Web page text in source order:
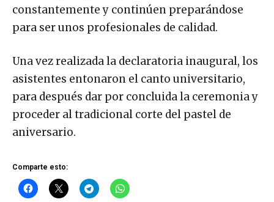
constantemente y continúen preparándose
para ser unos profesionales de calidad.
Una vez realizada la declaratoria inaugural, los
asistentes entonaron el canto universitario,
para después dar por concluida la ceremonia y
proceder al tradicional corte del pastel de
aniversario.
Comparte esto: